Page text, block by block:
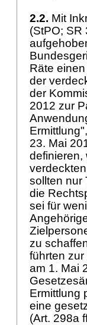
2.2. Mit
(StPO; SR
Räte
der
der
2012 zur
23. Mai
definieren,
sollten nur
die
sei für
zu
führten
am 1. Mai
Ermittlung
eine
(Art. 298a